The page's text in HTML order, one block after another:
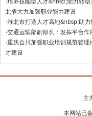
·培养技能型人才&nbsp;助力转
北省大力加强职业能力建设
·淮北市打造人才高地&nbsp;助力
·交通运输部副部长：发挥平台作
·重庆合川加强职业培训规范管理
才建设
主
本网站已